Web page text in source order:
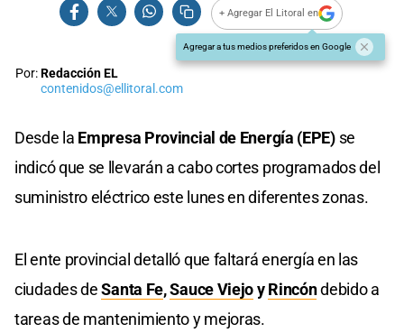
+ Agregar El Litoral en
Agregar a tus medios preferidos en Google
Por:Redacción EL
contenidos@ellitoral.com
Desde la Empresa Provincial de Energía (EPE) se
indicó que se llevarán a cabo cortes programados del
suministro eléctrico este lunes en diferentes zonas.
El ente provincial detalló que faltará energía en las
ciudades deSanta Fe,Sauce ViejoyRincóndebido a
tareas de mantenimiento y mejoras.